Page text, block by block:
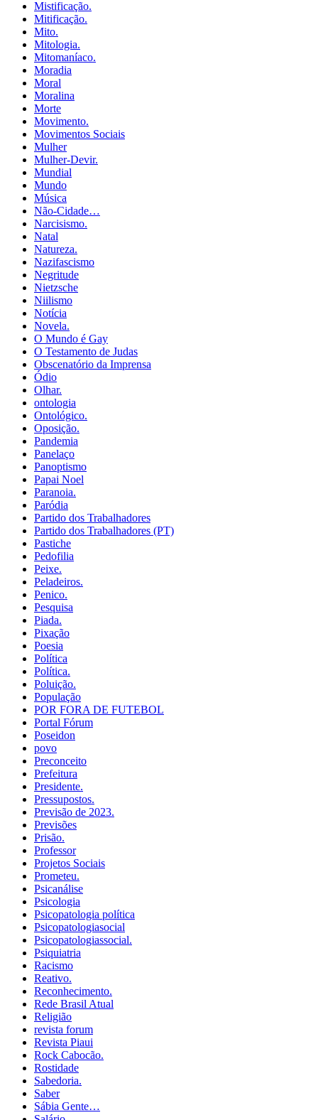
Mistificação.
Mitificação.
Mito.
Mitologia.
Mitomaníaco.
Moradia
Moral
Moralina
Morte
Movimento.
Movimentos Sociais
Mulher
Mulher-Devir.
Mundial
Mundo
Música
Não-Cidade…
Narcisismo.
Natal
Natureza.
Nazifascismo
Negritude
Nietzsche
Niilismo
Notícia
Novela.
O Mundo é Gay
O Testamento de Judas
Obscenatório da Imprensa
Ódio
Olhar.
ontologia
Ontológico.
Oposição.
Pandemia
Panelaço
Panoptismo
Papai Noel
Paranoia.
Paródia
Partido dos Trabalhadores
Partido dos Trabalhadores (PT)
Pastiche
Pedofilia
Peixe.
Peladeiros.
Penico.
Pesquisa
Piada.
Pixação
Poesia
Política
Política.
Poluição.
População
POR FORA DE FUTEBOL
Portal Fórum
Poseidon
povo
Preconceito
Prefeitura
Presidente.
Pressupostos.
Previsão de 2023.
Previsões
Prisão.
Professor
Projetos Sociais
Prometeu.
Psicanálise
Psicologia
Psicopatologia política
Psicopatologiasocial
Psicopatologiassocial.
Psiquiatria
Racismo
Reativo.
Reconhecimento.
Rede Brasil Atual
Religião
revista forum
Revista Piaui
Rock Cabocão.
Rostidade
Sabedoria.
Saber
Sábia Gente…